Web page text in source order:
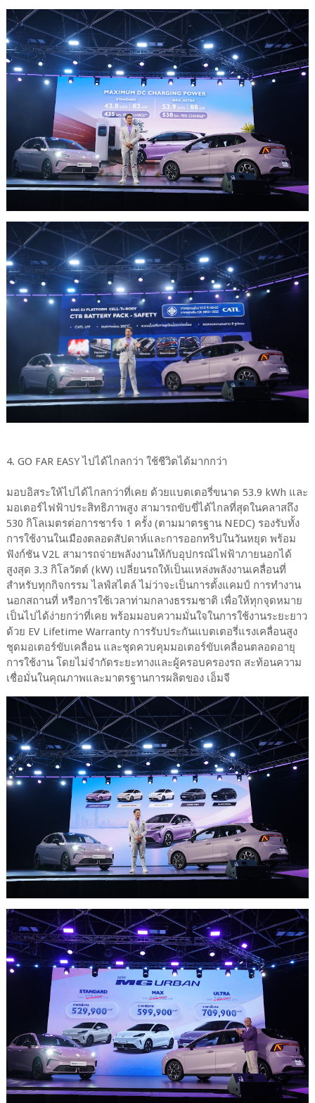
4. GO FAR EASY ไปได้ไกลกว่า ใช้ชีวิตได้มากกว่า
มอบอิสระให้ไปได้ไกลกว่าที่เคย ด้วยแบตเตอรี่ขนาด 53.9 kWh และ
มอเตอร์ไฟฟ้าประสิทธิภาพสูง สามารถขับขี่ได้ไกลที่สุดในคลาสถึง
530 กิโลเมตรต่อการชาร์จ 1 ครั้ง (ตามมาตรฐาน NEDC) รองรับทั้ง
การใช้งานในเมืองตลอดสัปดาห์และการออกทริปในวันหยุด พร้อม
ฟังก์ชัน V2L สามารถจ่ายพลังงานให้กับอุปกรณ์ไฟฟ้าภายนอกได้
สูงสุด 3.3 กิโลวัตต์ (kW) เปลี่ยนรถให้เป็นแหล่งพลังงานเคลื่อนที่
สำหรับทุกกิจกรรม ไลฟ์สไตล์ ไม่ว่าจะเป็นการตั้งแคมป์ การทำงาน
นอกสถานที่ หรือการใช้เวลาท่ามกลางธรรมชาติ เพื่อให้ทุกจุดหมาย
เป็นไปได้ง่ายกว่าที่เคย พร้อมมอบความมั่นใจในการใช้งานระยะยาว
ด้วย EV Lifetime Warranty การรับประกันแบตเตอรี่แรงเคลื่อนสูง
ชุดมอเตอร์ขับเคลื่อน และชุดควบคุมมอเตอร์ขับเคลื่อนตลอดอายุ
การใช้งาน โดยไม่จำกัดระยะทางและผู้ครอบครองรถ สะท้อนความ
เชื่อมั่นในคุณภาพและมาตรฐานการผลิตของ เอ็มจี